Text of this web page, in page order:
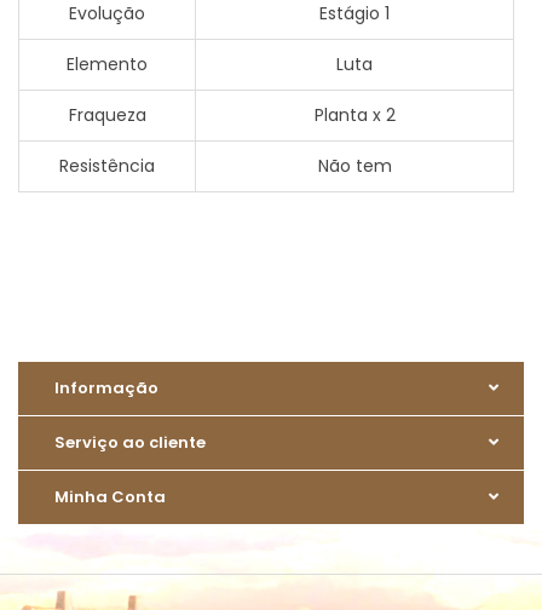
Evolução Estágio 1
Elemento Luta
Fraqueza Planta x 2
Resistência Não tem
Informação
Serviço ao cliente
Minha Conta